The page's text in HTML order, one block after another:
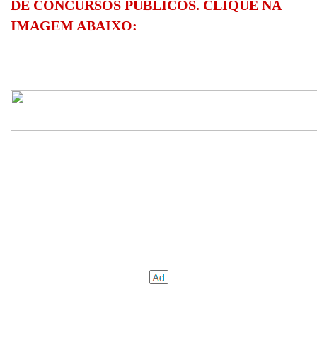
DE CONCURSOS PÚBLICOS. CLIQUE NA
IMAGEM ABAIXO: